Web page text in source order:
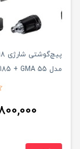
مدل GTB 185 + GMA 55